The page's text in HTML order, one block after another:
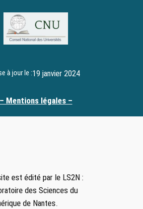
à jour le :19 janvier 2024
– Mentions légales –
est édité par le LS2N :
des Sciences du
de Nantes.